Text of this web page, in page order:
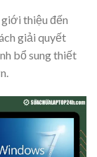
giới thiệu đến
giải quyết
bổ sung thiết